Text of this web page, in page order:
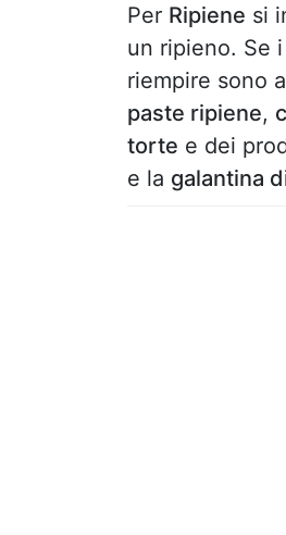
Per Ripiene si
un ripieno. Se i
riempire sono
paste ripiene,
torte e dei
e la galantina